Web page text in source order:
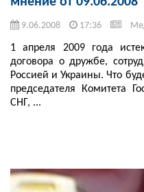
9.06.2008 17:36
1 апреля 2009 года
договора о дружбе,
Россией и Украины. Что
председателя Комитета
СНГ, ...